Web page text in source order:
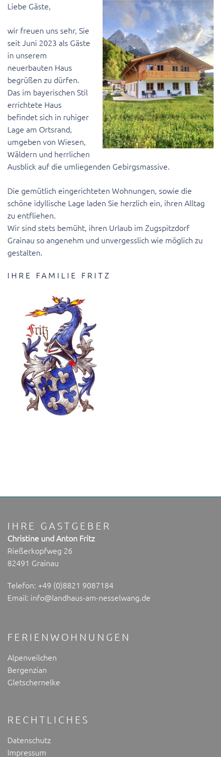
Liebe Gäste,
wir freuen uns sehr, Sie
seit Juni 2023 als Gäste
in unserem
neuerbauten Haus
begrüßen zu dürfen.
Das im bayerischen Stil
errichtete Haus
befindet sich in ruhiger
Lage am Ortsrand,
umgeben von Wiesen,
Wäldern und herrlichen
Ausblick auf die umliegenden Gebirgsmassive.
Die gemütlich eingerichteten Wohnungen, sowie die
schöne idyllische Lage laden Sie herzlich ein, ihren Alltag
zu entfliehen.
Wir sind stets bemüht, ihren Urlaub im Zugspitzdorf
Grainau so angenehm und unvergesslich wie möglich zu
gestalten.
IHRE FAMILIE FRITZ
IHRE GASTGEBER
Christine und Anton Fritz
Rießerkopfweg 26
82491 Grainau
Telefon: +49 (0)8821 9087184
Email: info@landhaus-am-nesselwang.de
FERIENWOHNUNGEN
Alpenveilchen
Bergenzian
Gletschernelke
RECHTLICHES
Datenschutz
Impressum